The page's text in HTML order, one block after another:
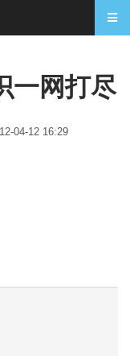
一网打尽
04-12 16:29